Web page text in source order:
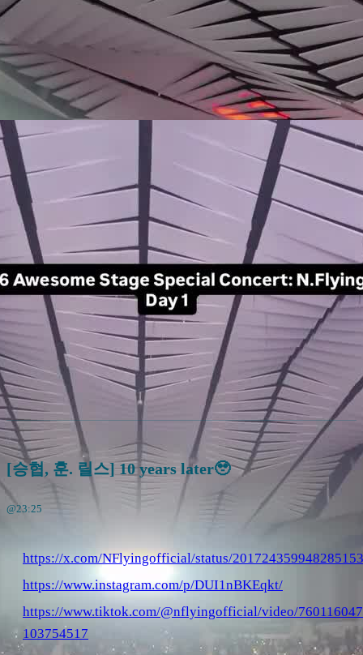
[승협, 훈. 릴스] 10 years later🥹
@23:25
https://x.com/NFlyingofficial/status/
https://www.instagram.com/p/DUI1nBKEqkt/
https://www.tiktok.com/@nflyingofficial/video/
103754517